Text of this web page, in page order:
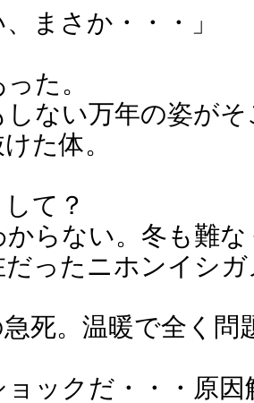
、まさか・・・」
た。
ない万年の姿が
た体。
て？
からない。冬も難
だったニホンイシ
死。温暖で全く
ョックだ・・・原